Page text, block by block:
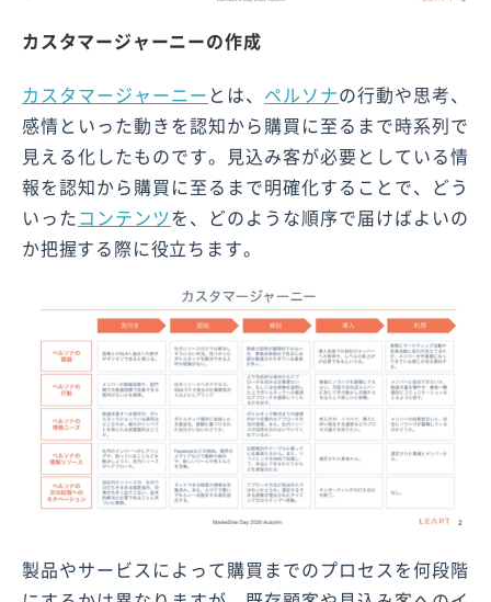
カスタマージャーニーの作成
カスタマージャーニー とは、 ペルソナの行動や思考、
感情といった動きを認知から購買に至るまで時系列で
見える化したものです。見込み客が必要としている情
報を認知から購買に至るまで明確化することで、どう
いったコンテンツを、どのような順序で届けばよいの
か把握する際に役立ちます。
製品やサービスによって購買までのプロセスを何段階